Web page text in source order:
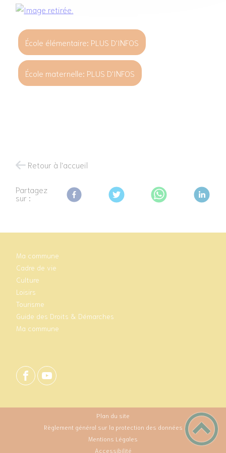
École élémentaire: PLUS D'INFOS
École maternelle: PLUS D'INFOS
Retour à l'accueil
Partagez
sur :
Ma commune
Cadre de vie
Culture
Loisirs
Tourisme
Guide des Droits & Démarches
Ma commune
Plan du site
Règlement général sur la protection des données
Mentions Légales
Accessibilité